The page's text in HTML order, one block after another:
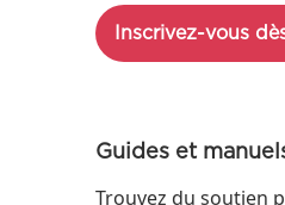
Inscrivez-vous
Guides et
Trouvez du soutien